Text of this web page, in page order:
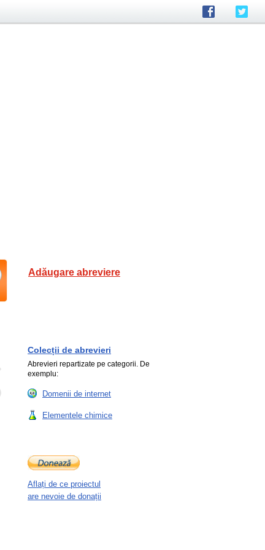
Adăugare abreviere
Colecții de abrevieri
Abrevieri repartizate pe categorii. De
exemplu:
Domenii de internet
Elementele chimice
Aflați de ce proiectul
are nevoie de donații